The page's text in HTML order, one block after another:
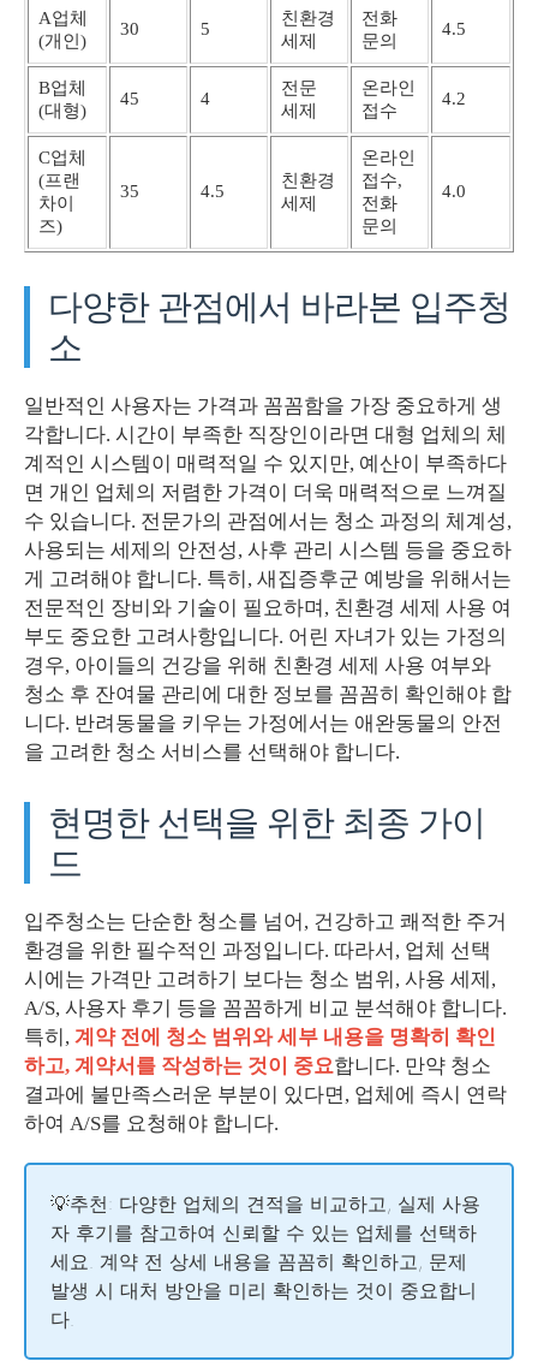
A업체
(개인)
30 5
친환경
세제
전화
문의
4.5
B업체
(대형)
45 4
전문
세제
온라인
접수
4.2
C업체
(프랜
차이
즈)
35 4.5
친환경
세제
온라인
접수,
전화
문의
4.0
다양한 관점에서 바라본 입주청
소
일반적인 사용자는 가격과 꼼꼼함을 가장 중요하게 생
각합니다. 시간이 부족한 직장인이라면 대형 업체의 체
계적인 시스템이 매력적일 수 있지만, 예산이 부족하다
면 개인 업체의 저렴한 가격이 더욱 매력적으로 느껴질
수 있습니다. 전문가의 관점에서는 청소 과정의 체계성,
사용되는 세제의 안전성, 사후 관리 시스템 등을 중요하
게 고려해야 합니다. 특히, 새집증후군 예방을 위해서는
전문적인 장비와 기술이 필요하며, 친환경 세제 사용 여
부도 중요한 고려사항입니다. 어린 자녀가 있는 가정의
경우, 아이들의 건강을 위해 친환경 세제 사용 여부와
청소 후 잔여물 관리에 대한 정보를 꼼꼼히 확인해야 합
니다. 반려동물을 키우는 가정에서는 애완동물의 안전
을 고려한 청소 서비스를 선택해야 합니다.
현명한 선택을 위한 최종 가이
드
입주청소는 단순한 청소를 넘어, 건강하고 쾌적한 주거
환경을 위한 필수적인 과정입니다. 따라서, 업체 선택
시에는 가격만 고려하기 보다는 청소 범위, 사용 세제,
A/S, 사용자 후기 등을 꼼꼼하게 비교 분석해야 합니다.
특히, 계약 전에 청소 범위와 세부 내용을 명확히 확인
하고, 계약서를 작성하는 것이 중요합니다. 만약 청소
결과에 불만족스러운 부분이 있다면, 업체에 즉시 연락
하여 A/S를 요청해야 합니다.
💡추천: 다양한 업체의 견적을 비교하고, 실제 사용
자 후기를 참고하여 신뢰할 수 있는 업체를 선택하
세요. 계약 전 상세 내용을 꼼꼼히 확인하고, 문제
발생 시 대처 방안을 미리 확인하는 것이 중요합니
다.